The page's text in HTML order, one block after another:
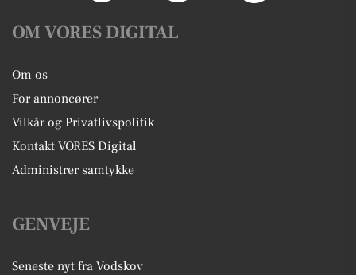
OM VORES DIGITAL
Om os
For annoncører
Vilkår og Privatlivspolitik
Kontakt VORES Digital
Administrer samtykke
GENVEJE
Seneste nyt fra Vodskov